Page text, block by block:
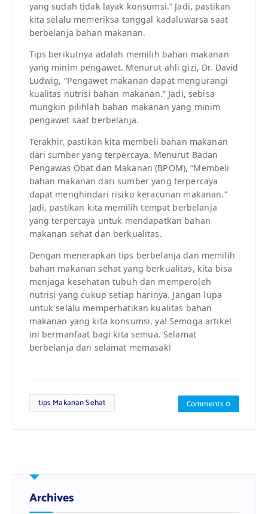
yang sudah tidak layak konsumsi.” Jadi, pastikan
kita selalu memeriksa tanggal kadaluwarsa saat
berbelanja bahan makanan.
Tips berikutnya adalah memilih bahan makanan
yang minim pengawet. Menurut ahli gizi, Dr. David
Ludwig, “Pengawet makanan dapat mengurangi
kualitas nutrisi bahan makanan.” Jadi, sebisa
mungkin pilihlah bahan makanan yang minim
pengawet saat berbelanja.
Terakhir, pastikan kita membeli bahan makanan
dari sumber yang terpercaya. Menurut Badan
Pengawas Obat dan Makanan (BPOM), “Membeli
bahan makanan dari sumber yang terpercaya
dapat menghindari risiko keracunan makanan.”
Jadi, pastikan kita memilih tempat berbelanja
yang terpercaya untuk mendapatkan bahan
makanan sehat dan berkualitas.
Dengan menerapkan tips berbelanja dan memilih
bahan makanan sehat yang berkualitas, kita bisa
menjaga kesehatan tubuh dan memperoleh
nutrisi yang cukup setiap harinya. Jangan lupa
untuk selalu memperhatikan kualitas bahan
makanan yang kita konsumsi, ya! Semoga artikel
ini bermanfaat bagi kita semua. Selamat
berbelanja dan selamat memasak!
tips Makanan Sehat Comments 0
Archives